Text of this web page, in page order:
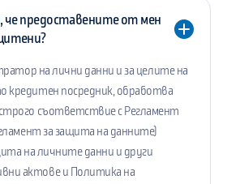
че предоставените от мен
на лични данни и за целите на
кредитен посредник, обработва
съответствие с Регламент
за защита на данните)
на личните данни и други
актове и Политика на